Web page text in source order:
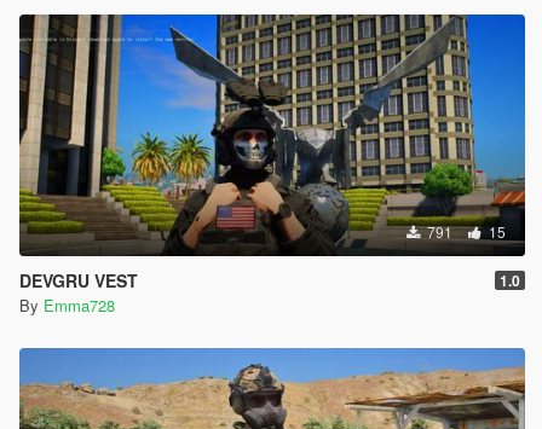
791 15
DEVGRU VEST 1.0
By Emma728